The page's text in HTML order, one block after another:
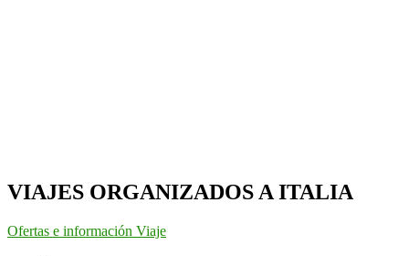
VIAJES ORGANIZADOS A ITALIA
Ofertas e información Viaje